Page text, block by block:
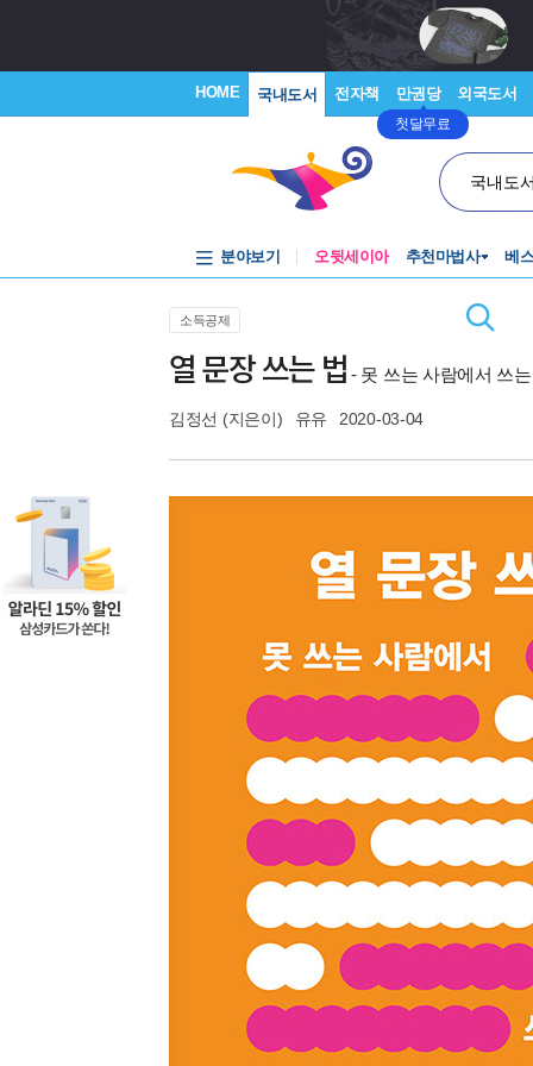
HOME 국내도서 전자책 만권당
첫달무료
외국도서
국내도
분야보기 오뒷세이아 추천마법사 베
소득공제
열 문장 쓰는 법 - 못 쓰는 사람에서 쓰
김정선 (지은이) 유유 2020-03-04